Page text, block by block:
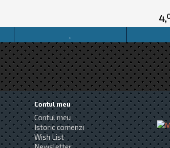
4,
Contul meu
Contul meu
Istoric comenzi
Wish List